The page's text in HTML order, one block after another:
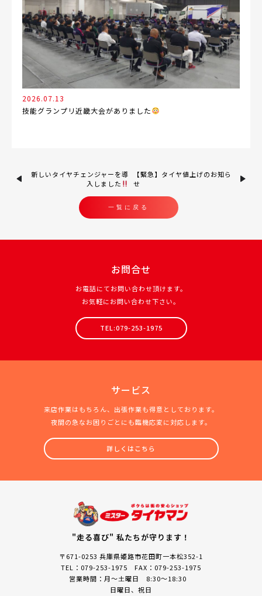
2026.07.13
技能グランプリ近畿大会がありました
新しいタイヤチェンジャーを導
入しました
一覧に戻る
【緊急】タイヤ値上げのお知ら
せ
お問合せ
お電話にてお問い合わせ頂けます。
お気軽にお問い合わせ下さい。
TEL:079-253-1975
サービス
来店作業はもちろん、出張作業も得意としております。
夜間の急なお困りごとにも臨機応変に対応します。
詳しくはこちら
"走る喜び" 私たちが守ります！
〒671-0253 兵庫県姫路市花田町一本松352-1
TEL：079-253-1975 FAX：079-253-1975
営業時間：月～土曜日 8:30～18:30
日曜日、祝日